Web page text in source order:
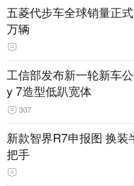
五菱代步车全球销量正
万辆
工信部发布新一轮新车
y 7造型低趴宽体
307
新款智界R7申报图 换装
把手